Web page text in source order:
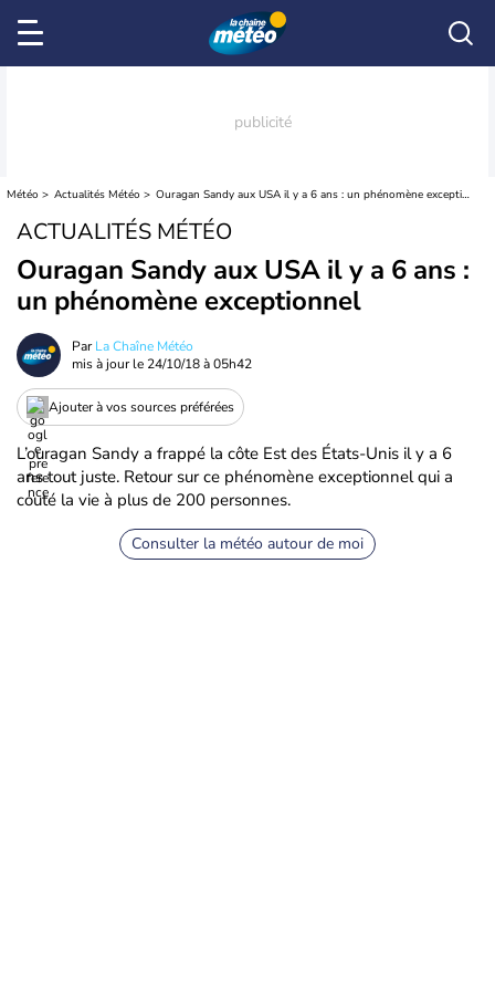
Météo Actualités Météo Ouragan Sandy aux USA il y a 6 ans : un phénomène exceptionnel
ACTUALITÉS MÉTÉO
Ouragan Sandy aux USA il y a 6 ans :
un phénomène exceptionnel
ParLa Chaîne Météo
mis à jour le 24/10/18 à 05h42
Ajouter à vos sources préférées
L’ouragan Sandy a frappé la côte Est des États-Unis il y a 6
ans tout juste. Retour sur ce phénomène exceptionnel qui a
couté la vie à plus de 200 personnes.
Consulter la météo autour de moi